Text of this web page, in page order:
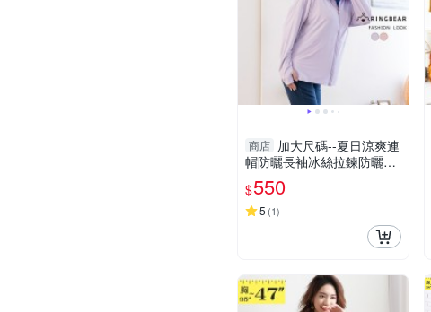
商店 加大尺碼--夏日涼爽連
帽防曬長袖冰絲拉鍊防曬外
套(粉.紫L-3L)-J396眼圈熊
中大尺碼
$550
5 (1)